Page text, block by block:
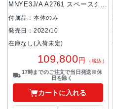
MNYE3J/A A2761 スペースグレ
イ
付属品：本体のみ
発売日：2022/10
在庫なし(入荷未定)
109,800円 （税込）
17時までのご注文で当日発送※休
日を除く
カートに入れる